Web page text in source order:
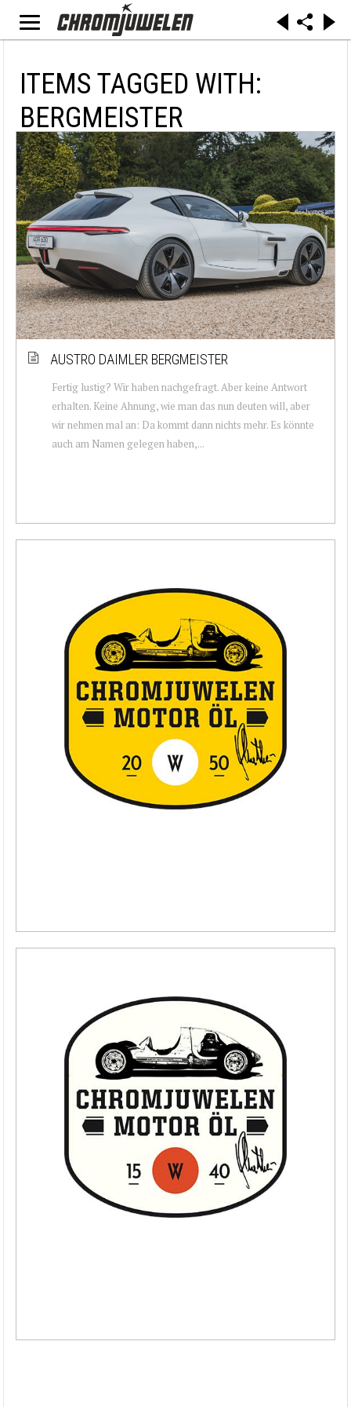
ITEMS TAGGED WITH:
BERGMEISTER
AUSTRO DAIMLER BERGMEISTER
Fertig lustig? Wir haben nachgefragt. Aber keine Antwort
erhalten. Keine Ahnung, wie man das nun deuten will, aber
wir nehmen mal an: Da kommt dann nichts mehr. Es könnte
auch am Namen gelegen haben,...